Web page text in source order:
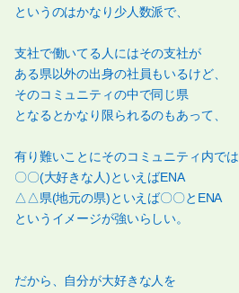
というのはかなり少人数派で、
支社で働いてる人にはその支社が
ある県以外の出身の社員もいるけど、
そのコミュニティの中で同じ県
となるとかなり限られるのもあって、
有り難いことにそのコミュニティ内では
〇〇(大好きな人)といえばENA
△△県(地元の県)といえば〇〇とENA
というイメージが強いらしい。
だから、自分が大好きな人を